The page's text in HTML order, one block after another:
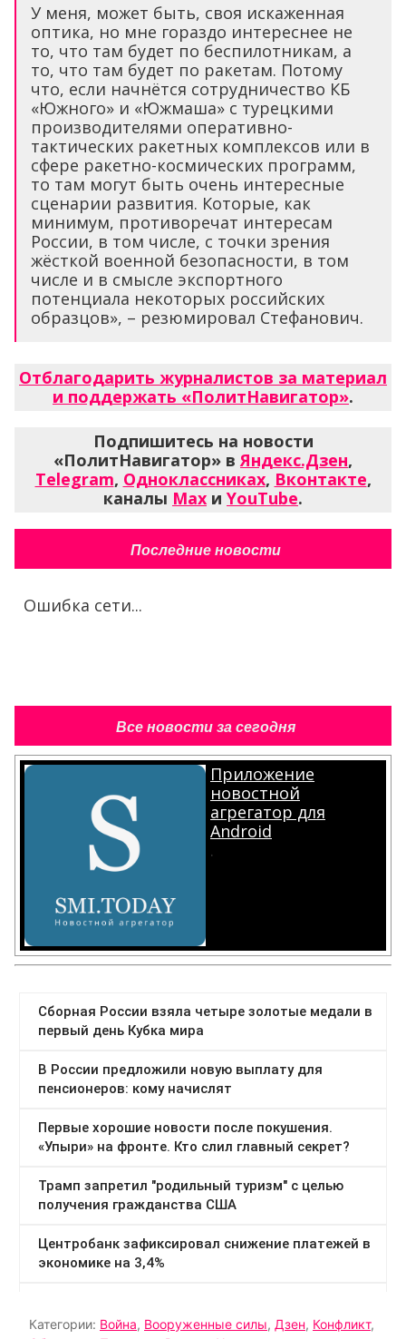
У меня, может быть, своя искаженная
оптика, но мне гораздо интереснее не
то, что там будет по беспилотникам, а
то, что там будет по ракетам. Потому
что, если начнётся сотрудничество КБ
«Южного» и «Южмаша» с турецкими
производителями оперативно-
тактических ракетных комплексов или в
сфере ракетно-космических программ,
то там могут быть очень интересные
сценарии развития. Которые, как
минимум, противоречат интересам
России, в том числе, с точки зрения
жёсткой военной безопасности, в том
числе и в смысле экспортного
потенциала некоторых российских
образцов», – резюмировал Стефанович.
Отблагодарить журналистов за материал
и поддержать «ПолитНавигатор».
Подпишитесь на новости
«ПолитНавигатор» вЯндекс.Дзен,
Telegram, Одноклассниках, Вконтакте,
каналы Max и YouTube.
Последние новости
Ошибка сети...
Все новости за сегодня
Приложение
новостной
агрегатор для
Android
.
Категории: Война, Вооруженные силы, Дзен, Конфликт,